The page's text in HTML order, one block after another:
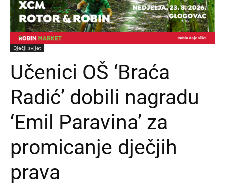
Dječji svijet
Učenici OŠ ‘Braća
Radić’ dobili nagradu
‘Emil Paravina’ za
promicanje dječjih
prava